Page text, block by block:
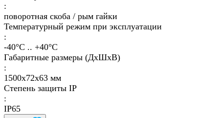
:
поворотная скоба / рым гайки
Температурный режим при эксплуатации
:
-40°С .. +40°C
Габаритные размеры (ДхШхВ)
:
1500х72х63 мм
Степень защиты IP
:
IP65